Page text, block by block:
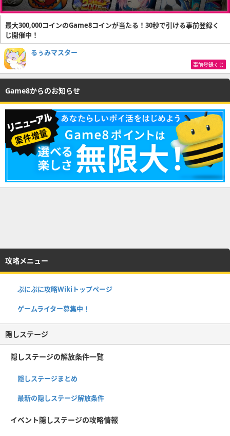
最大300,000コインのGame8コインが当たる！30秒で引ける事前登録く
じ開催中！
るぅみマスター
事前登録くじ
Game8からのお知らせ
攻略メニュー
ぷにぷに攻略Wikiトップページ
ゲームライター募集中！
隠しステージ
隠しステージの解放条件一覧
隠しステージまとめ
最新の隠しステージ解放条件
イベント隠しステージの攻略情報